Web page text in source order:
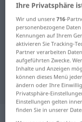
Deutsch-
Deutsch-
Übersetzung
Ihre Privatsphäre
Wir und unsere716-
personenbezogene
Kennungen auf Ihrem
aktivieren Sie Tracking-
Partner verarbeiten
aufgeführten Zwecke.
Inhalte und Anzeigen
können dieses Menü
ändern oder Ihre
Privatsphäre-
Einstellungen gelten
finden Sie in unserer